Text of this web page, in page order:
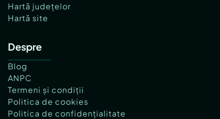
Hartă județelor
Hartă site
Despre
Blog
ANPC
Termeni și condiții
Politica de cookies
Politica de confidențialitate